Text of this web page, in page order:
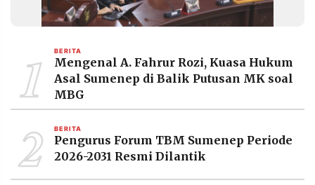
RESOLUSI
MEDIA
PRAMUDITA
Resolusi.co
-
2026
PT.
RESOLUSI
MEDIA
PRAMUDITA
1 BERITA
Mengenal A. Fahrur Rozi, Kuasa Hukum
Asal Sumenep di Balik Putusan MK soal
MBG
2 BERITA
Pengurus Forum TBM Sumenep Periode
2026-2031 Resmi Dilantik